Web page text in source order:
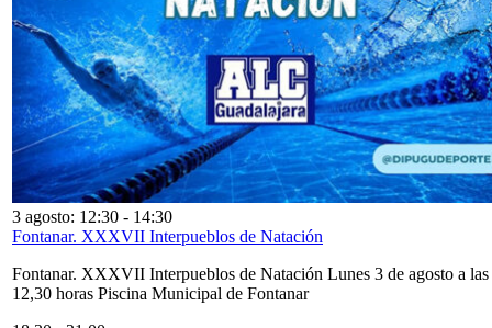
3 agosto: 12:30 - 14:30
Fontanar. XXXVII Interpueblos de Natación
Fontanar. XXXVII Interpueblos de Natación Lunes 3 de agosto a las
12,30 horas Piscina Municipal de Fontanar